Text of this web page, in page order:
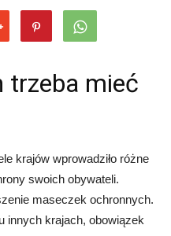
trzeba mieć
krajów wprowadziło różne
swoich obywateli.
maseczek ochronnych.
innych krajach, obowiązek